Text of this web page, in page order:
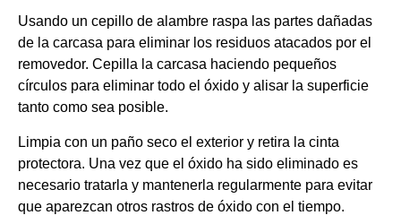
Usando un cepillo de alambre raspa las partes dañadas
de la carcasa para eliminar los residuos atacados por el
removedor. Cepilla la carcasa haciendo pequeños
círculos para eliminar todo el óxido y alisar la superficie
tanto como sea posible.
Limpia con un paño seco el exterior y retira la cinta
protectora. Una vez que el óxido ha sido eliminado es
necesario tratarla y mantenerla regularmente para evitar
que aparezcan otros rastros de óxido con el tiempo.